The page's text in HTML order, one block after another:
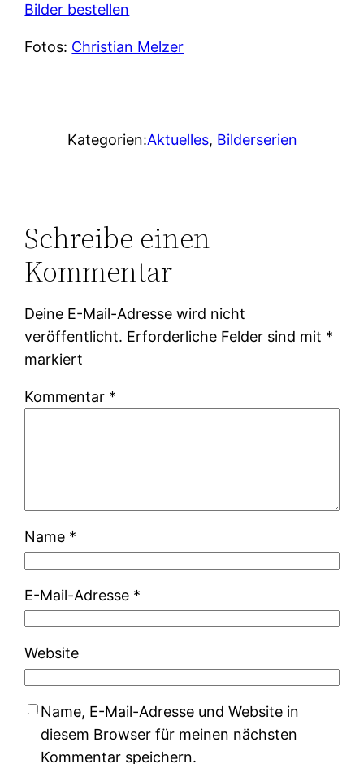
Bilder bestellen
Fotos: Christian Melzer
Kategorien:Aktuelles, Bilderserien
Schreibe einen
Kommentar
Deine E-Mail-Adresse wird nicht
veröffentlicht. Erforderliche Felder sind mit *
markiert
Kommentar *
Name *
E-Mail-Adresse *
Website
Name, E-Mail-Adresse und Website in
diesem Browser für meinen nächsten
Kommentar speichern.